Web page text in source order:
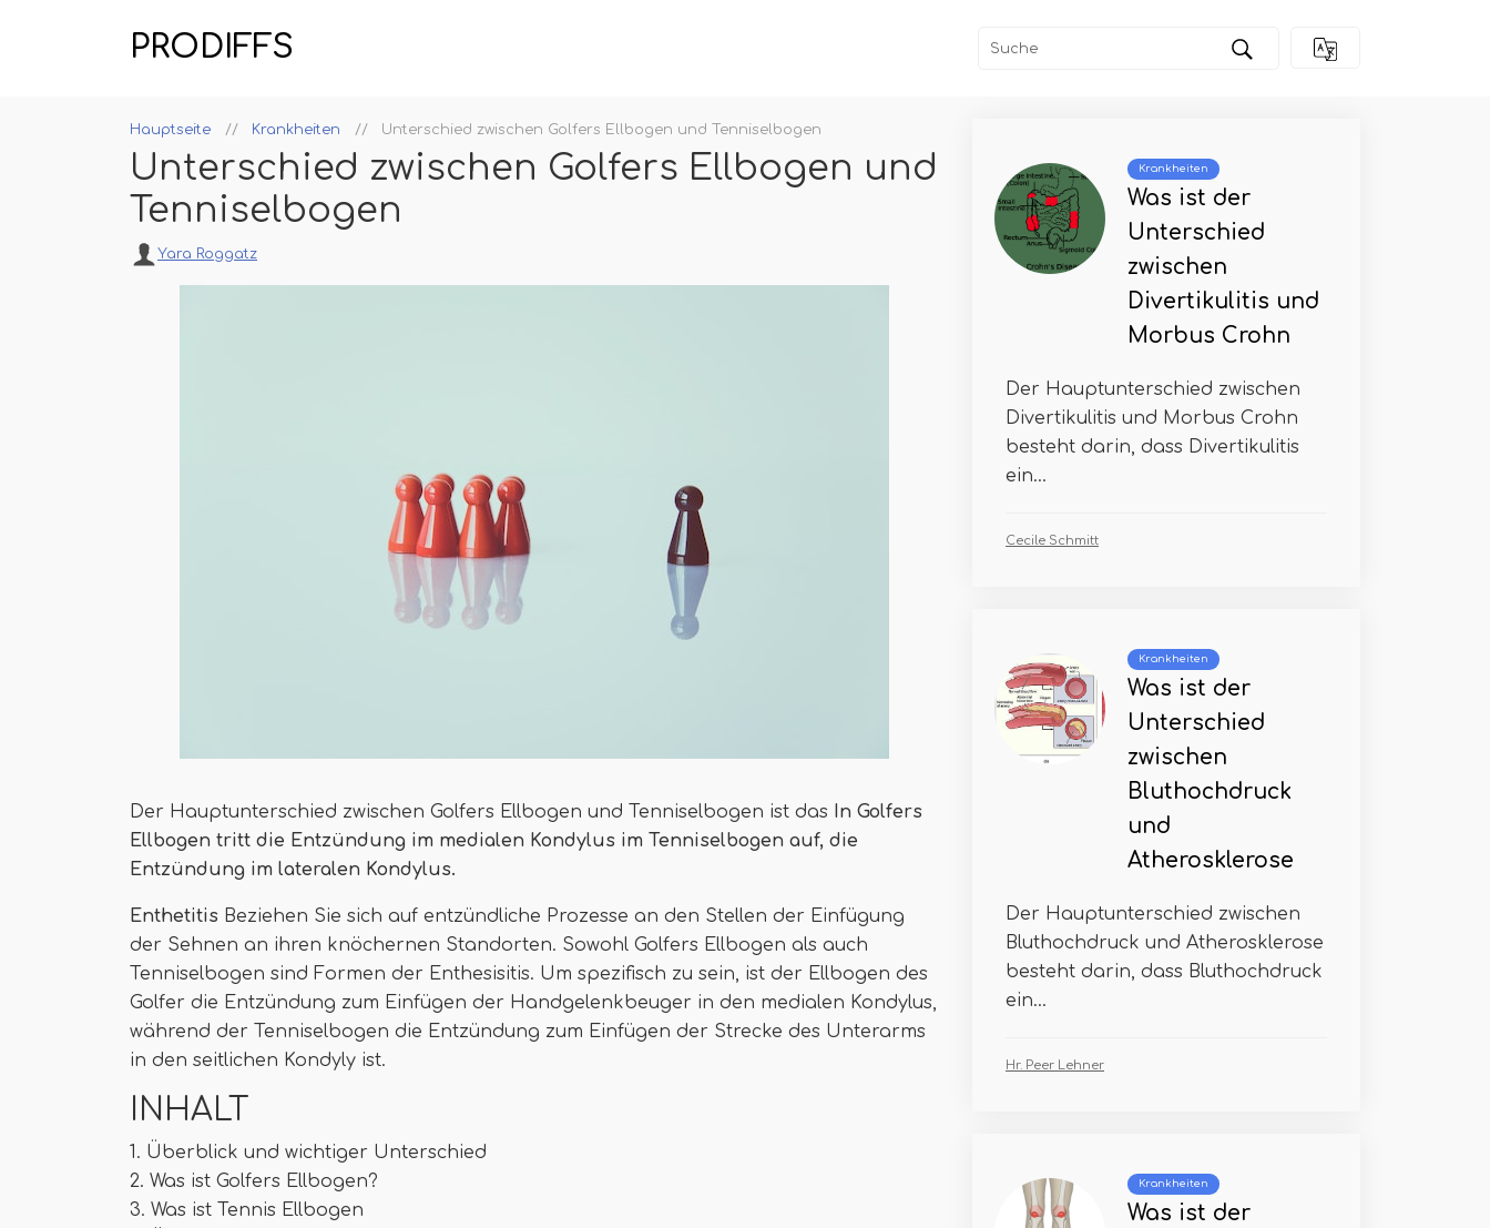
PRODIFFS
Hauptseite Krankheiten Unterschied zwischen Golfers Ellbogen und Tenniselbogen
Unterschied zwischen Golfers Ellbogen und
Tenniselbogen
Yara Roggatz
Der Hauptunterschied zwischen Golfers Ellbogen und Tenniselbogen ist das In Golfers
Ellbogen tritt die Entzündung im medialen Kondylus im Tenniselbogen auf, die
Entzündung im lateralen Kondylus.
Enthetitis Beziehen Sie sich auf entzündliche Prozesse an den Stellen der Einfügung
der Sehnen an ihren knöchernen Standorten. Sowohl Golfers Ellbogen als auch
Tenniselbogen sind Formen der Enthesisitis. Um spezifisch zu sein, ist der Ellbogen des
Golfer die Entzündung zum Einfügen der Handgelenkbeuger in den medialen Kondylus,
während der Tenniselbogen die Entzündung zum Einfügen der Strecke des Unterarms
in den seitlichen Kondyly ist.
INHALT
1. Überblick und wichtiger Unterschied
2. Was ist Golfers Ellbogen?
3. Was ist Tennis Ellbogen
Krankheiten
Was ist der
Unterschied
zwischen
Divertikulitis und
Morbus Crohn
Der Hauptunterschied zwischen
Divertikulitis und Morbus Crohn
besteht darin, dass Divertikulitis
ein...
Cecile Schmitt
Krankheiten
Was ist der
Unterschied
zwischen
Bluthochdruck
und
Atherosklerose
Der Hauptunterschied zwischen
Bluthochdruck und Atherosklerose
besteht darin, dass Bluthochdruck
ein...
Hr. Peer Lehner
Krankheiten
Was ist der